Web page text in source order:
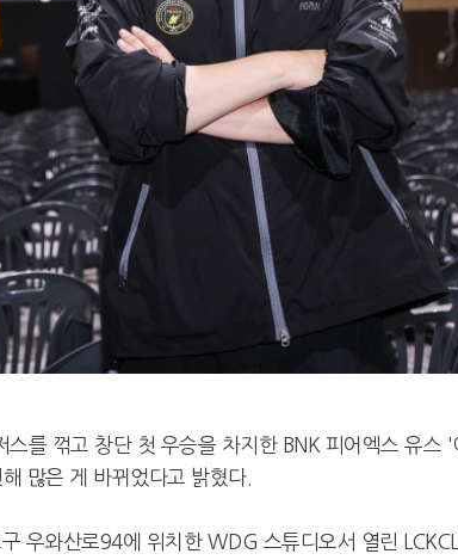
스를 꺾고 창단 첫 우승을 차지한 BNK 피어엑스 유스
많은 게 바뀌었다고 밝혔다.
우와산로94에 위치한 WDG 스튜디오서 열린